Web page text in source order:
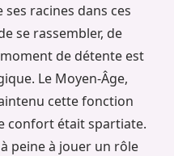
racines dans ces
se rassembler, de
de détente est
Le Moyen-Âge,
cette fonction
confort était spartiate.
peine à jouer un rôle